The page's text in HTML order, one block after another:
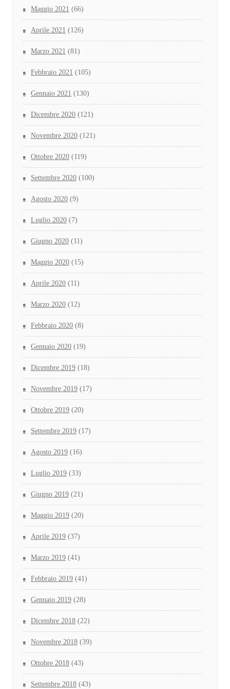
Maggio 2021 (66)
Aprile 2021 (126)
Marzo 2021 (81)
Febbraio 2021 (105)
Gennaio 2021 (130)
Dicembre 2020 (121)
Novembre 2020 (121)
Ottobre 2020 (119)
Settembre 2020 (100)
Agosto 2020 (9)
Luglio 2020 (7)
Giugno 2020 (11)
Maggio 2020 (15)
Aprile 2020 (11)
Marzo 2020 (12)
Febbraio 2020 (8)
Gennaio 2020 (19)
Dicembre 2019 (18)
Novembre 2019 (17)
Ottobre 2019 (20)
Settembre 2019 (17)
Agosto 2019 (16)
Luglio 2019 (33)
Giugno 2019 (21)
Maggio 2019 (20)
Aprile 2019 (37)
Marzo 2019 (41)
Febbraio 2019 (41)
Gennaio 2019 (28)
Dicembre 2018 (22)
Novembre 2018 (39)
Ottobre 2018 (43)
Settembre 2018 (43)